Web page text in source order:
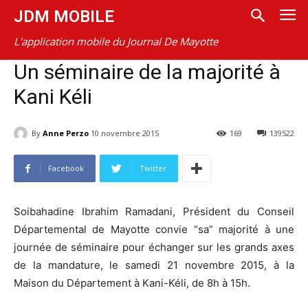
JDM MOBILE
L'application mobile du Journal De Mayotte
Un séminaire de la majorité à
Kani Kéli
By Anne Perzo 10 novembre 2015 139522
169
Facebook Twitter
Soibahadine Ibrahim Ramadani, Président du Conseil
Départemental de Mayotte convie “sa” majorité à une
journée de séminaire pour échanger sur les grands axes
de la mandature, le samedi 21 novembre 2015, à la
Maison du Département à Kani-Kéli, de 8h à 15h.